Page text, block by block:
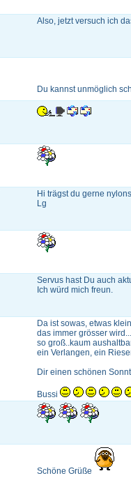
Also, jetzt versuch ich
Du kannst unmöglich
Hi trägst du gerne
Lg
Servus hast Du auch
Ich würd mich freun.
Da ist sowas, etwas
das immer grösser wird...
so groß..kaum
ein Verlangen, ein
Dir einen schönen
Bussi
Schöne Grüße